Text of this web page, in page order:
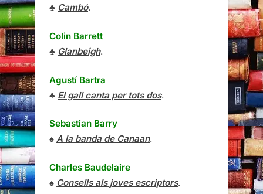
♣ Cambó.
Colin Barrett
♣ Glanbeigh.
Agustí Bartra
♣ El gall canta per tots dos.
Sebastian Barry
♠ A la banda de Canaan.
Charles Baudelaire
♠ Consells als joves escriptors.